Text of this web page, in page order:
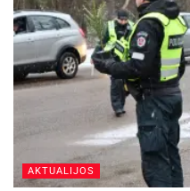
8730 eurų.
Gegužės 10 d.
Šiaulių apskritis
Sukčių pinklės
Joniškio r. gyventojas
AKTUALIJOS